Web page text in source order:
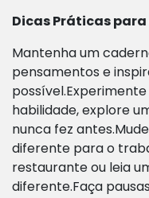
Dicas Práticas para
Mantenha um
pensamentos e
habilidade, explore
nunca fez
diferente para o
restaurante ou leia
diferente.Faça